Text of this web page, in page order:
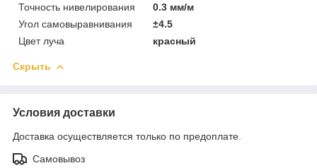
Точность нивелирования
0.3 мм/м
Угол самовыравнивания
±4.5
Цвет луча
красный
Скрыть
Условия доставки
Доставка осуществляется только по предоплате.
Самовывоз